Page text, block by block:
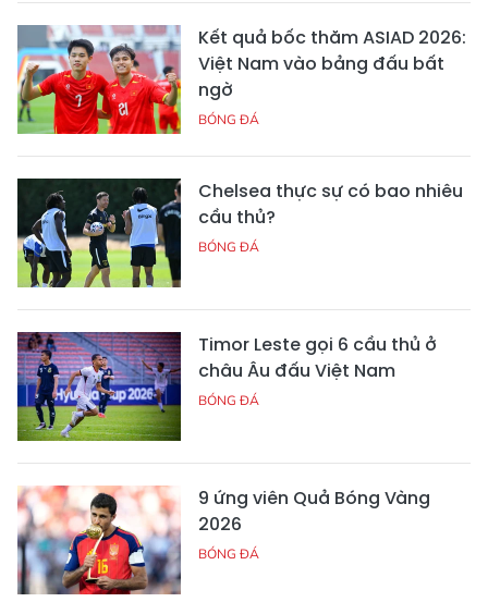
Kết quả bốc thăm ASIAD 2026:
Việt Nam vào bảng đấu bất
ngờ
BÓNG ĐÁ
Chelsea thực sự có bao nhiêu
cầu thủ?
BÓNG ĐÁ
Timor Leste gọi 6 cầu thủ ở
châu Âu đấu Việt Nam
BÓNG ĐÁ
9 ứng viên Quả Bóng Vàng
2026
BÓNG ĐÁ